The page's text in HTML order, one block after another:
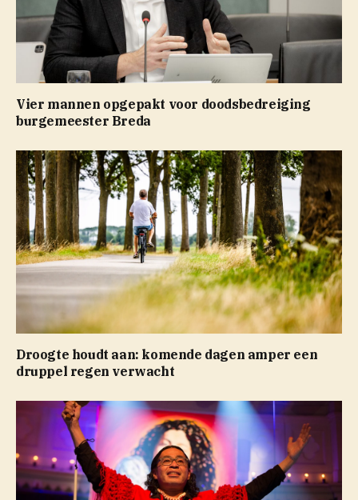
Vier mannen opgepakt voor doodsbedreiging
burgemeester Breda
Droogte houdt aan: komende dagen amper een
druppel regen verwacht